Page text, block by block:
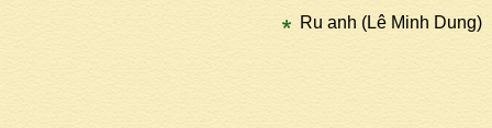
Ru anh (Lê Minh Dung)